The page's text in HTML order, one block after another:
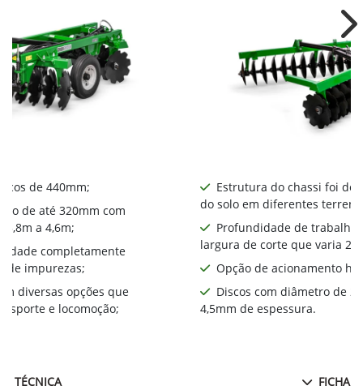
de 440mm​;
de até 320mm com
a 4,6m;
completamente
de impurezas;
diversas opções que
e locomoção;
TÉCNICA
Estrutura do chassi foi
do solo em diferentes
Profundidade de trabalho
largura de corte que varia
Opção de acionamento
Discos com diâmetro de
4,5mm de espessura.
FICHA